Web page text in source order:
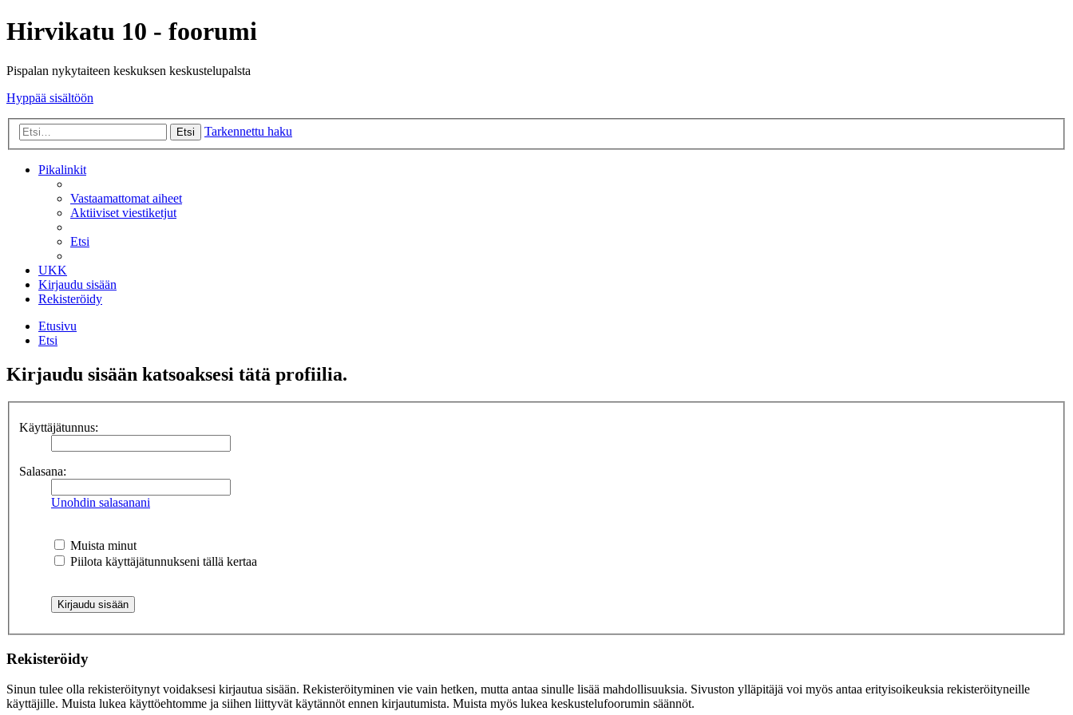
Hirvikatu 10 - foorumi
Pispalan nykytaiteen keskuksen keskustelupalsta
Hyppää sisältöön
Etsi Tarkennettu haku
Pikalinkit
Vastaamattomat aiheet
Aktiiviset viestiketjut
Etsi
UKK
Kirjaudu sisään
Rekisteröidy
Etusivu
Etsi
Kirjaudu sisään katsoaksesi tätä profiilia.
Käyttäjätunnus:
Salasana:
Unohdin salasanani
Muista minut
Piilota käyttäjätunnukseni tällä kertaa
Rekisteröidy
Sinun tulee olla rekisteröitynyt voidaksesi kirjautua sisään. Rekisteröityminen vie vain hetken, mutta antaa sinulle lisää mahdollisuuksia. Sivuston ylläpitäjä voi myös antaa erityisoikeuksia rekisteröityneille
käyttäjille. Muista lukea käyttöehtomme ja siihen liittyvät käytännöt ennen kirjautumista. Muista myös lukea keskustelufoorumin säännöt.